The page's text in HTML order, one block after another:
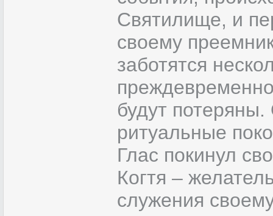
Святилище, и
своему
заботятся
будут
ритуальные
Глас покинул
Когтя –
служения